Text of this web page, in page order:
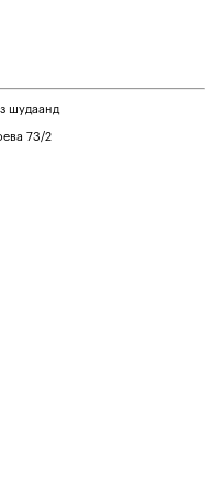
шудаанд
73/2